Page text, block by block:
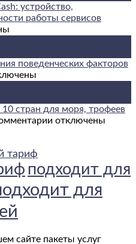
максимально
эффективно
использовать
Twitter
для
на
вашем
устройство,
работы сервисов
поведенческих факторов
стран для моря, трофеев
к
ТОП
10
стран
для
отключены
тариф
подходит для
для
сайте пакеты услуг